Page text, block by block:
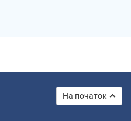
На початок